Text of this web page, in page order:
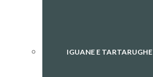
IGUANE E TARTARUGHE